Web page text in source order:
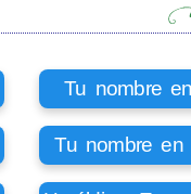
Tu nombre
Tu nombre en